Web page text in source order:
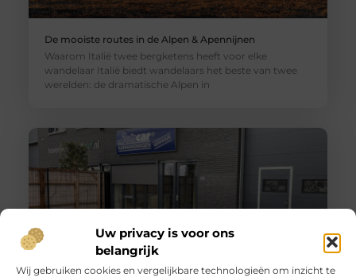
Uw privacy is voor ons
belangrijk
Wij gebruiken cookies en vergelijkbare technologieën om inzicht te
De mooiste routes in de Alpen & Apennijnen
Waarom Italië twee bergketens heeft voor elke
wandelaar Italië biedt wandelaars het beste van twee
werelden: de dramatische Alpen in